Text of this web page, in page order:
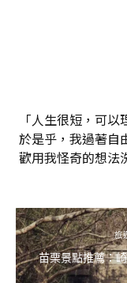
「人生很短，可
於是乎，我過著自
歡用我怪奇的想法
旅
苗栗景點推薦：